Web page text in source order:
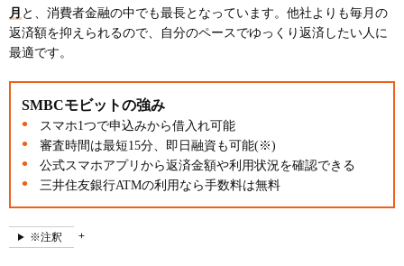
月 と、消費者金融の中でも最長となっています。他社よりも毎月の
返済額を抑えられるので、自分のペースでゆっくり返済したい人に
最適です。
SMBCモビットの強み
スマホ1つで申込みから借入れ可能
審査時間は最短15分、即日融資も可能(※)
公式スマホアプリから返済金額や利用状況を確認できる
三井住友銀行ATMの利用なら手数料は無料
※注釈